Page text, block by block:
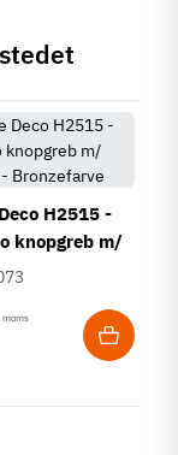
H2515 -
knopgreb m/
Bronzefarve
moms